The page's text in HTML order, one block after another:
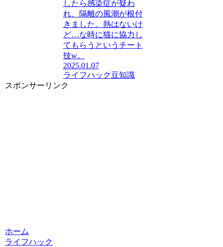
したら感染症が疑わ
れ、隔離の風潮が根付
きました。熱はないけ
ど…な時に猫に協力し
てもらうというチート
技w。
2025.01.07
ライフハック豆知識
スポンサーリンク
ホーム
ライフハック